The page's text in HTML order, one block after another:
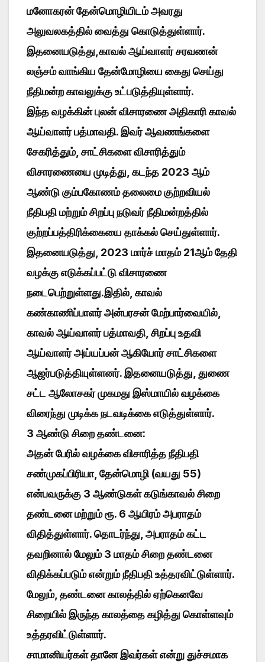
மனோகரன் தேன்மொழியிடம் அவரது
அலுவலகத்தில் வைத்து கொடுத்துள்ளார்.
இதனையடுத்து,காவல் ஆய்வாளர் சரவணன்
லஞ்சம் வாங்கிய தேன்மோழியை கைது செய்து
நீதிமன்ற காவலுக்கு உட்படுத்தியுள்ளார்.
இந்த வழக்கின் புலன் விசாரணை அதிகாரி காவல்
ஆய்வாளர் பத்மாவதி. இவர் ஆவணங்களை
சேகரித்தும், சாட்சிகளை விசாரித்தும்
விசாரணையை முடித்து, கடந்த 2023 ஆம்
ஆண்டு கும்பகோணம் தலைமை குற்றவியல்
நீதிபதி மற்றும் சிறப்பு நடுவர் நீதிமன்றத்தில்
குற்றப்பத்திரிக்கையை தாக்கல் செய்துள்ளார்.
இதனையடுத்து, 2023 மார்ச் மாதம் 21ஆம் தேதி
வழக்கு எடுக்கப்பட்டு விசாரணை
நடைபெற்றுள்ளது.இதில், காவல்
கண்காணிப்பாளர் அன்பரசன் மேற்பார்வையில்,
காவல் ஆய்வாளர் பத்மாவதி, சிறப்பு உதவி
ஆய்வாளர் அய்யப்பன் ஆகியோர் சாட்சிகளை
ஆஜர்படுத்தியுள்ளனர். இதனையடுத்து, துணை
சட்ட ஆலோசகர் முகமது இஸ்மாயில் வழக்கை
விரைந்து முடிக்க நடவடிக்கை எடுத்துள்ளார்.
3 ஆண்டு சிறை தண்டனை:
அதன் பேரில் வழக்கை விசாரித்த நீதிபதி
சண்முகப்பிரியா, தேன்மொழி (வயது 55)
என்பவருக்கு 3 ஆண்டுகள் கடுங்காவல் சிறை
தண்டனை மற்றும் ரூ. 6 ஆயிரம் அபராதம்
விதித்துள்ளார். தொடர்ந்து, அபராதம் கட்ட
தவறினால் மேலும் 3 மாதம் சிறை தண்டனை
விதிக்கப்படும் என்றும் நீதிபதி உத்தரவிட்டுள்ளார்.
மேலும், தண்டனை காலத்தில் ஏற்கெனவே
சிறையில் இருந்த காலத்தை கழித்து கொள்ளவும்
உத்தரவிட்டுள்ளார்.
சாமானியர்கள் தானே இவர்கள் என்று துச்சமாக